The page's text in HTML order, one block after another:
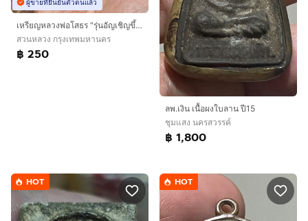
ผู้ขายที่ยืนยันตัวตนแล้ว
เหรียญหลวงพ่อโสธร "รุ่นอัญเชิญขึ้นจากน้ำ ๒๔๒ ปี" (รุ่น ๒) ปี 2555 มีทั้งหมด 5 เหรียญ ตลับเดิมวัดสวยงาม
สวนหลวง กรุงเทพมหานคร
฿ 250
ลพ.เงิน เนื้อผงใบลาน ปี15
ชุมแสง นครสวรรค์
฿ 1,800
HOT HOT